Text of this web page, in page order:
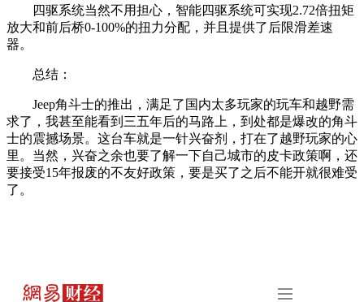
四驱系统当然不用担心，智能四驱系统可实现2.72倍扭矩
放大和前后桥0-100%的扭力分配，并且提供了后限滑差速
器。
总结：
Jeep角斗士的推出，满足了国内太多玩家的玩车和越野需
求了，我甚至能看到三五年后的马路上，到处都是爆改的角斗
士的震撼场景。这台车就是一针兴奋剂，打在了越野玩家的心
里。当然，兴奋之余也要了解一下自己城市的皮卡政策啊，还
要接受15年报废的不友好政策，要是买了之后不能开就很难受
了。